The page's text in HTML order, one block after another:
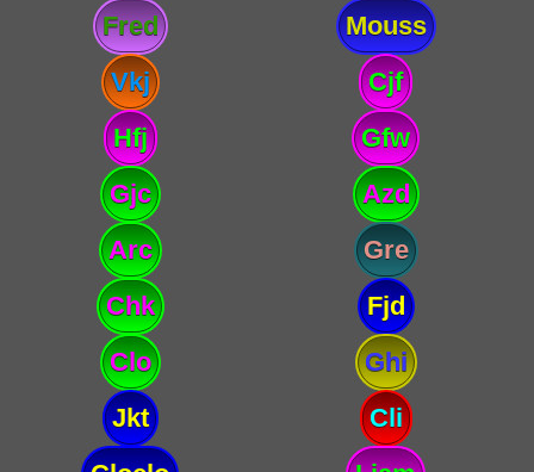
Fred
Mouss
Vkj
Cjf
Hfj
Gfw
Gjc
Azd
Arc
Gre
Chk
Fjd
Clo
Ghi
Jkt
Cli